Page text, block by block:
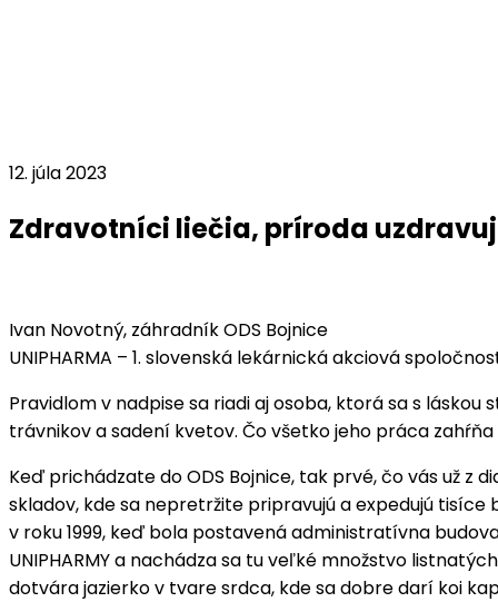
12. júla 2023
Zdravotníci liečia, príroda
Ivan Novotný, záhradník ODS Bojnice
UNIPHARMA – 1. slovenská lekárnická akciová
Pravidlom v nadpise sa riadi aj osoba, ktorá sa s
trávnikov a sadení kvetov. Čo všetko jeho práca
Keď prichádzate do ODS Bojnice, tak prvé, čo vás už
skladov, kde sa nepretržite pripravujú a expedujú
v roku 1999, keď bola postavená administratívna
UNIPHARMY a nachádza sa tu veľké množstvo
dotvára jazierko v tvare srdca, kde sa dobre darí koi